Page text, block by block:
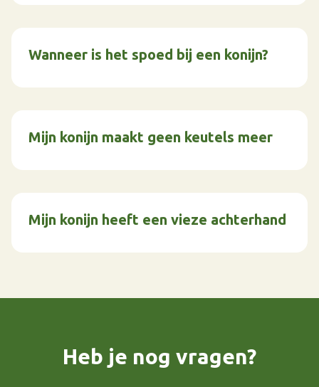
Wanneer is het spoed bij een konijn?
Mijn konijn maakt geen keutels meer
Mijn konijn heeft een vieze achterhand
Heb je nog vragen?